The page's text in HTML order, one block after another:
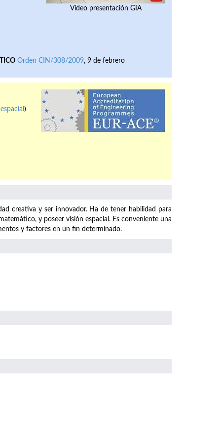
Vídeo presentación GIA
Orden CIN/308/2009, 9 de febrero
)
creativa y ser innovador. Ha de tener habilidad para
y poseer visión espacial. Es conveniente una
y factores en un fin determinado.